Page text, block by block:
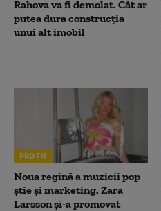
Rahova va fi demolat. Cât ar
putea dura construcția
unui alt imobil
PRO FM
Noua regină a muzicii pop
știe și marketing. Zara
Larsson și-a promovat